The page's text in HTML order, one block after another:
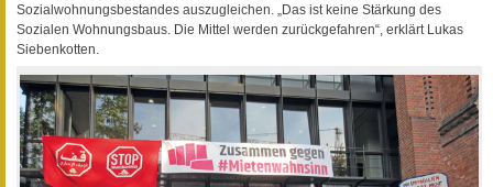
Sozialwohnungsbestandes auszugleichen. „Das ist keine Stärkung des
Sozialen Wohnungsbaus. Die Mittel werden zurückgefahren“, erklärt Lukas
Siebenkotten.